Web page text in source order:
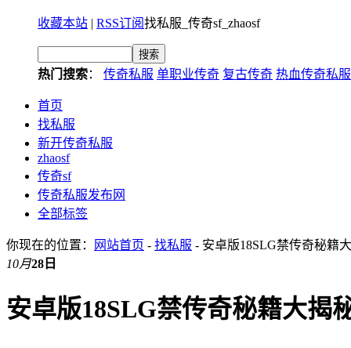
收藏本站 | RSS订阅找私服_传奇sf_zhaosf
热门搜索： 传奇私服 单职业传奇 复古传奇 热血传奇私服
首页
找私服
新开传奇私服
zhaosf
传奇sf
传奇私服发布网
全部标签
你现在的位置： 网站首页 - 找私服 - 安卓版18SLG禁传奇秘籍
10月28日
安卓版18SLG禁传奇秘籍大揭